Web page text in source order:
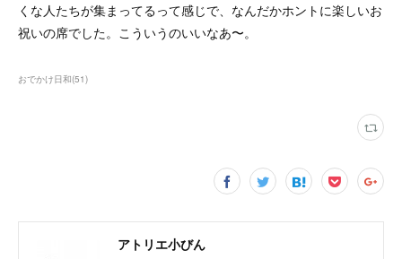
くな人たちが集まってるって感じで、なんだかホントに楽しいお
祝いの席でした。こういうのいいなあ〜。
おでかけ日和(51)
アトリエ小びん